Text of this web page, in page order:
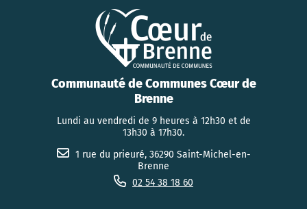
Communauté de Communes Cœur de
Brenne
Lundi au vendredi de 9 heures à 12h30 et de
13h30 à 17h30.
1 rue du prieuré, 36290 Saint-Michel-en-
Brenne
02 54 38 18 60